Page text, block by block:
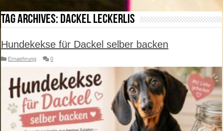
Tag Archives: Dackel Leckerlis
Hundekekse für Dackel selber backen
Ernaehrung 0